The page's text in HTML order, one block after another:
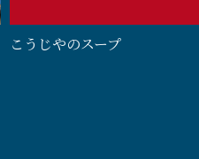
こうじやのスープ